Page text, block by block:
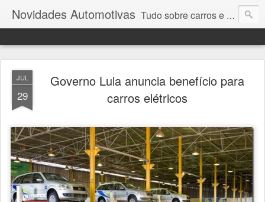
Novidades Automotivas Tudo sobre carros e motores
JUL
29
Governo Lula anuncia benefício para
carros elétricos